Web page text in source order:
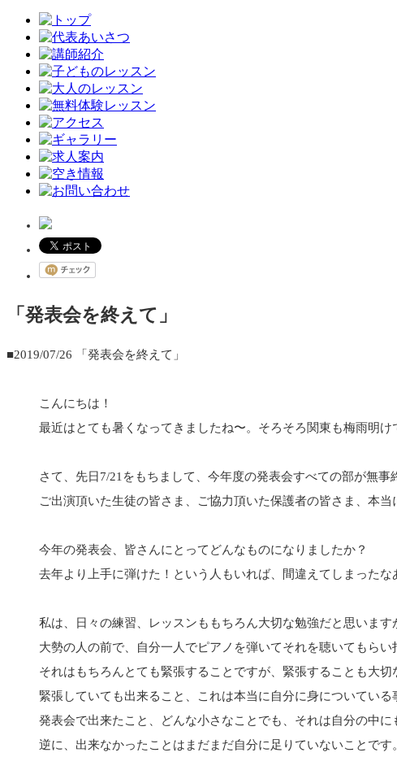
「発表会を終えて」
■2019/07/26 「発表会を終えて」
こんにちは！
最近はとても暑くなってきましたね〜。そろそろ関東も梅雨明け
さて、先日7/21をもちまして、今年度の発表会すべての部が無事
ご出演頂いた生徒の皆さま、ご協力頂いた保護者の皆さま、本当
今年の発表会、皆さんにとってどんなものになりましたか？
去年より上手に弾けた！という人もいれば、間違えてしまった
私は、日々の練習、レッスンももちろん大切な勉強だと思いま
大勢の人の前で、自分一人でピアノを弾いてそれを聴いてもら
それはもちろんとても緊張することですが、緊張することも大切
緊張していても出来ること、これは本当に自分に身についている
発表会で出来たこと、どんな小さなことでも、それは自分の中
逆に、出来なかったことはまだまだ自分に足りていないことで